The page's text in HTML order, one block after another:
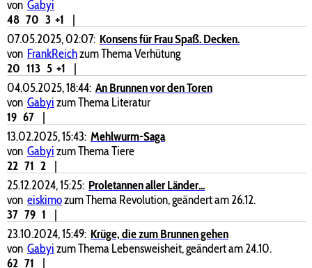
von Gabyi
48 70 3 +1
|
07.05.2025, 02:07: Konsens für Frau Spaß. Decken.
von FrankReichzum Thema Verhütung
20 113 5 +1
|
04.05.2025, 18:44: An Brunnen vor den Toren
von Gabyizum Thema Literatur
19 67
|
13.02.2025, 15:43: Mehlwurm-Saga
von Gabyizum Thema Tiere
22 71 2
|
25.12.2024, 15:25: Proletannen aller Länder...
von eiskimozum Thema Revolution, geändert am 26.12.
37 79 1
|
23.10.2024, 15:49: Krüge, die zum Brunnen gehen
von Gabyizum Thema Lebensweisheit, geändert am 24.10.
62 71 |